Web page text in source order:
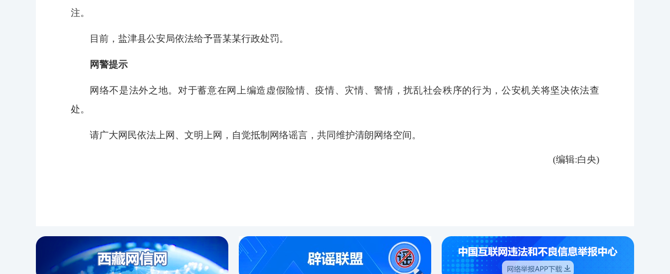
注。
目前，盐津县公安局依法给予晋某某行政处罚。
网警提示
网络不是法外之地。对于蓄意在网上编造虚假险情、疫情、灾情、警情，扰乱社会秩序的行为，公安机关将坚决依法查
处。
请广大网民依法上网、文明上网，自觉抵制网络谣言，共同维护清朗网络空间。
(编辑:白央)